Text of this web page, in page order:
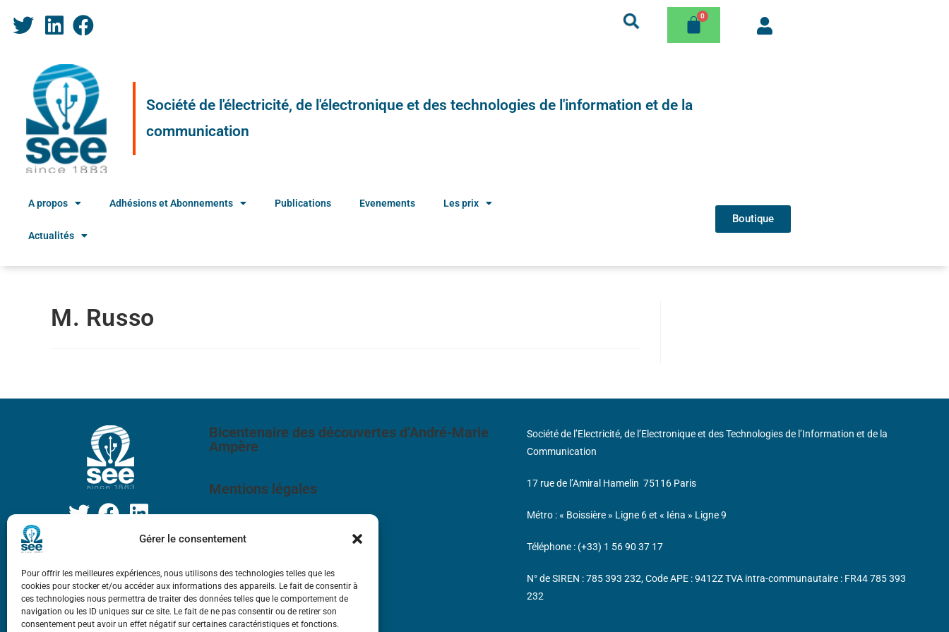
Gérer le consentement
Pour offrir les meilleures expériences, nous utilisons des technologies telles que les
cookies pour stocker et/ou accéder aux informations des appareils. Le fait de consentir à
ces technologies nous permettra de traiter des données telles que le comportement de
navigation ou les ID uniques sur ce site. Le fait de ne pas consentir ou de retirer son
consentement peut avoir un effet négatif sur certaines caractéristiques et fonctions.
Société de l'électricité, de l'électronique et des technologies de l'information et de la
communication
A propos Adhésions et Abonnements Publications Evenements Les prix
Actualités
Boutique
M. Russo
Bicentenaire des découvertes d’André-Marie
Ampère
Mentions légales
Société de l’Electricité, de l’Electronique et des Technologies de l’Information et de la
Communication
17 rue de l’Amiral Hamelin 75116 Paris
Métro : « Boissière » Ligne 6 et « Iéna » Ligne 9
Téléphone : (+33) 1 56 90 37 17
N° de SIREN : 785 393 232, Code APE : 9412Z TVA intra-communautaire : FR44 785 393
232